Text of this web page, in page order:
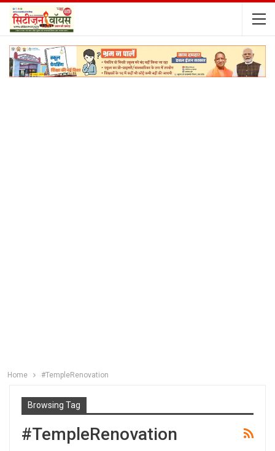
Home #TempleRenovation
Browsing Tag
#TempleRenovation